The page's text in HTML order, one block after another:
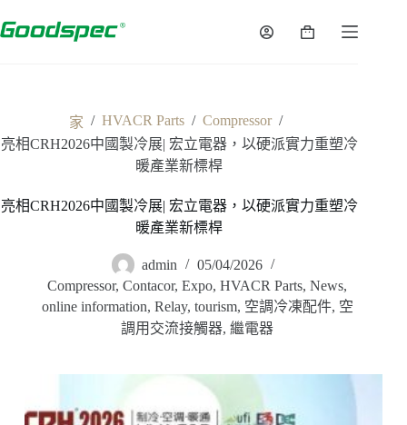
家 / HVACR Parts / Compressor /
亮相CRH2026中國製冷展| 宏立電器，以硬派實力重塑冷
暖產業新標桿
亮相CRH2026中國製冷展| 宏立電器，以硬派實力重塑冷
暖產業新標桿
admin
05/04/2026
Compressor,Contacor,Expo,HVACR Parts,News,
online information, Relay, tourism, 空調冷凍配件, 空
調用交流接觸器,繼電器